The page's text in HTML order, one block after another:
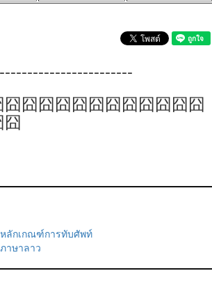
囧囧囧囧囧囧囧囧囧囧囧
หลักเกณฑ์การทับศัพท์
ภาษาลาว